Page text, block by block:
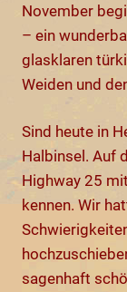
November
– ein
glasklaren
Weiden und
Sind heute in
Halbinsel. Auf
Highway 25
kennen. Wir
sagenhaft